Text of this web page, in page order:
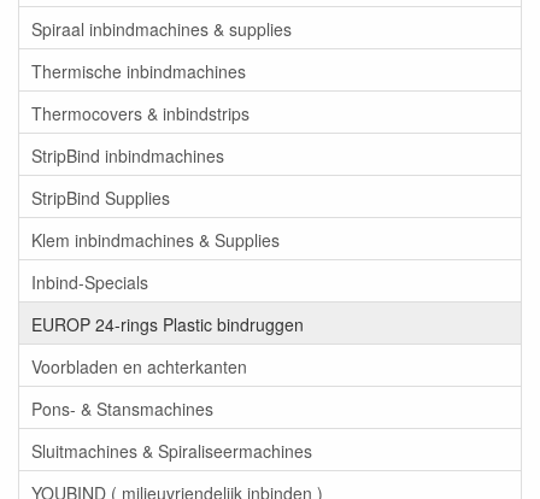
Spiraal inbindmachines & supplies
Thermische inbindmachines
Thermocovers & inbindstrips
StripBind inbindmachines
StripBind Supplies
Klem inbindmachines & Supplies
Inbind-Specials
EUROP 24-rings Plastic bindruggen
Voorbladen en achterkanten
Pons- & Stansmachines
Sluitmachines & Spiraliseermachines
YOUBIND ( milieuvriendelijk inbinden )